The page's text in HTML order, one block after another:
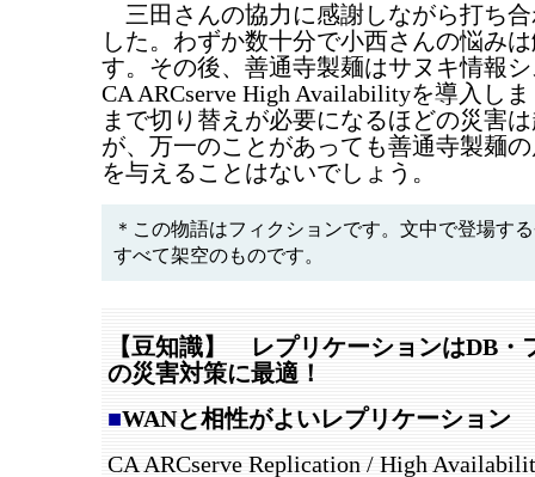
三田さんの協力に感謝しながら打ち
した。わずか数十分で小西さんの悩み
す。その後、善通寺製麺はサヌキ情報
CA ARCserve High Availabilityを導入し
まで切り替えが必要になるほどの災害
が、万一のことがあっても善通寺製麺
を与えることはないでしょう。
＊この物語はフィクションです。文中で登場す
すべて架空のものです。
【豆知識】 レプリケーションはDB・
の災害対策に最適！
■WANと相性がよいレプリケーション
CA ARCserve Replication / High